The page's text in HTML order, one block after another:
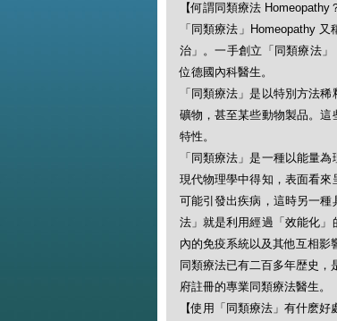
【何謂同類療法 Homeopathy
「同類療法」Homeopathy
治」。一手創立「同類療法
位德國內科醫生。
「同類療法」是以特別方法
礦物，甚至某些動物製品。
特性。
「同類療法」是一種以能量
現代物理學中得知，表面看
可能引發出疾病，這時另一
法」就是利用經過「效能化
內的免疫系統以及其他互相影
同類療法已有二百多年歴史
府註冊的專業同類療法醫生。
【使用「同類療法」有什麽好